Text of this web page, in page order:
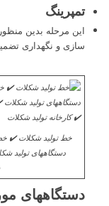
تمپرینگ
این مرحله بدین
سازی و نگهداری
خط تولید شکلات ✔️
دستگاههای تولید
دستگاههای